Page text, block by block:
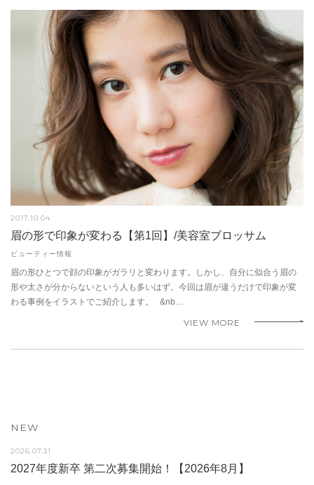
2017.10.04
眉の形で印象が変わる【第1回】/美容室ブロッサム
ビューティー情報
眉の形ひとつで顔の印象がガラリと変わります。しかし、自分に似合う眉の
形や太さが分からないという人も多いはず。今回は眉が違うだけで印象が変
わる事例をイラストでご紹介します。 &nb…
VIEW MORE
NEW
2026.07.31
2027年度新卒 第二次募集開始！【2026年8月】